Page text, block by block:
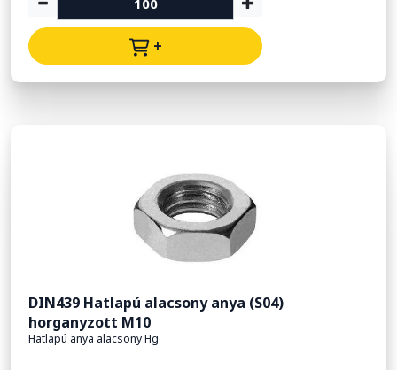
+
DIN439 Hatlapú alacsony anya (S04)
horganyzott M10
Hatlapú anya alacsony Hg